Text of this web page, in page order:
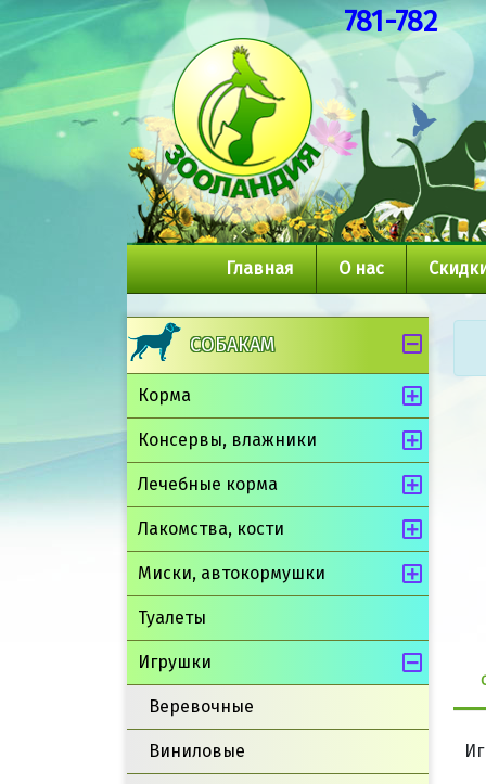
781-782
Главная О нас
СОБАКАМ
Корма
Консервы, влажники
Лечебные корма
Лакомства, кости
Миски, автокормушки
Туалеты
Игрушки
Веревочные
Виниловые